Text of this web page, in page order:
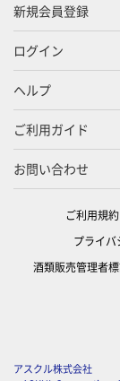
新規会員登録
ログイン
ヘルプ
ご利用ガイド
お問い合わせ
ご利用規約
プライバ
酒類販売管理者
アスクル株式会社